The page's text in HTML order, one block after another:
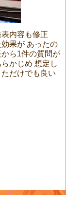
内容も修正
果が あったの
ら1件の質問が
かじめ 想定し
だけでも良い